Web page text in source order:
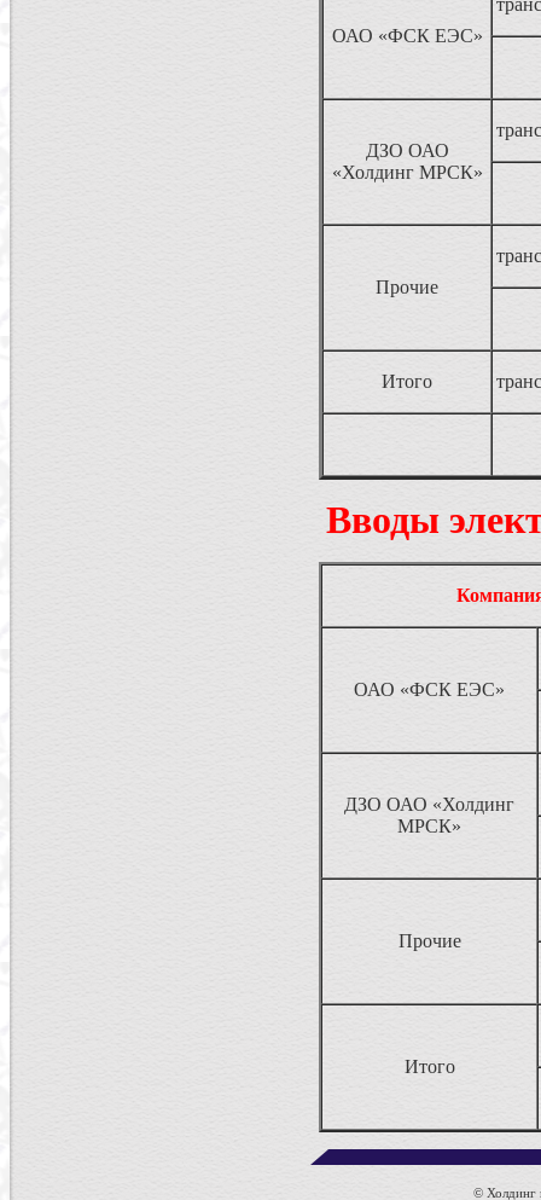
ОАО «ФСК ЕЭС»
ДЗО ОАО
«Холдинг МРСК»
Прочие
Итого
Вводы
ОАО «ФСК ЕЭС»
ДЗО ОАО «Холдинг
МРСК»
Прочие
Итого
© Холдинг